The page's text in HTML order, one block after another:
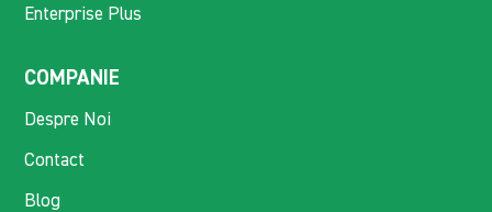
Enterprise Plus
COMPANIE
Despre Noi
Contact
Blog